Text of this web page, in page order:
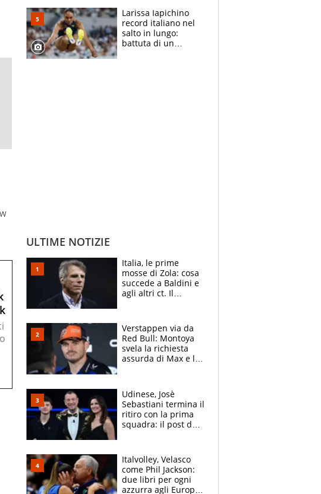
rischio da evitare
Larissa Iapichino
record italiano nel
salto in lungo:
battuta di un
ULTIME NOTIZIE
Italia, le prime
mosse di Zola: cosa
succede a Baldini e
agli altri ct. Il
azzurri
Verstappen via da
Red Bull: Montoya
svela la richiesta
assurda di Max e lo
McLaren siano
meglio?”
Udinese, Josè
Sebastiani termina il
ritiro con la prima
squadra: il post del
sfondo
Italvolley, Velasco
come Phil Jackson:
due libri per ogni
azzurra agli Europei.